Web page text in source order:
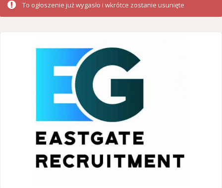
To ogłoszenie już wygasło i wkrótce zostanie usunięte